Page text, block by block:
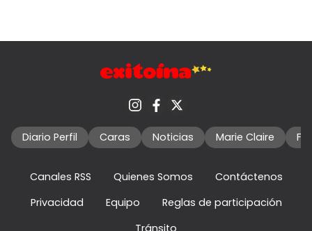
Diario Perfil Caras Noticias Marie Claire
Canales RSS Quienes Somos
Contáctenos
Privacidad
Equipo
Reglas de participación